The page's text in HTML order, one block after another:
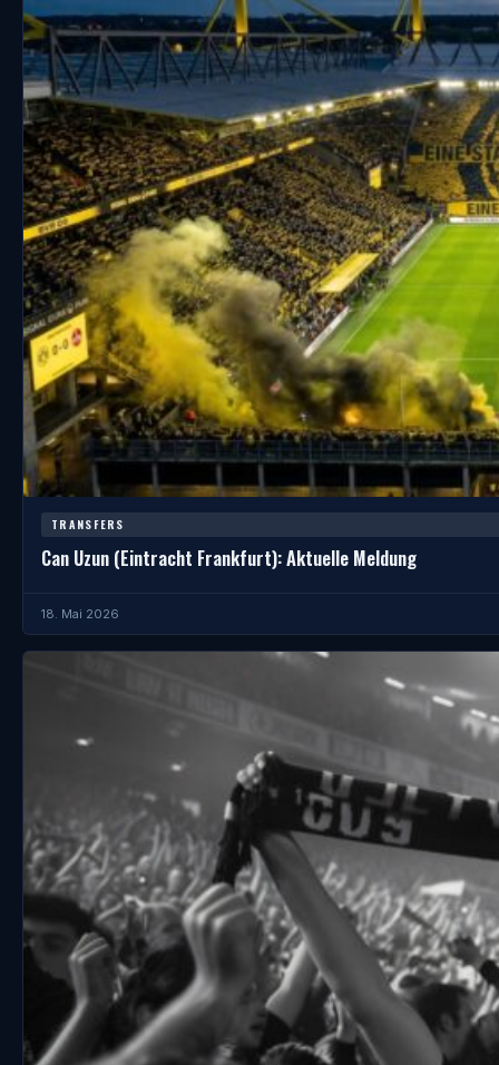
TRANSFERS
Can Uzun (Eintracht Frankfurt): Aktuelle Meldung
18. Mai 2026